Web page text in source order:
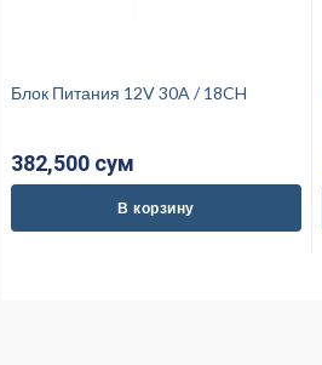
Блок Питания 12V 30A / 18CH
382,500 cум
В корзину